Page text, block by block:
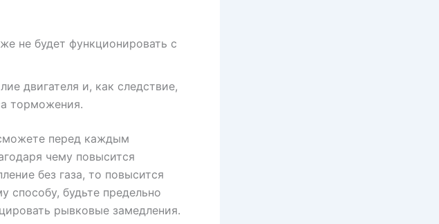
не будет функционировать с
двигателя и, как следствие,
торможения.
перед каждым
чему повысится
без газа, то повысится
способу, будьте предельно
рывковые замедления.